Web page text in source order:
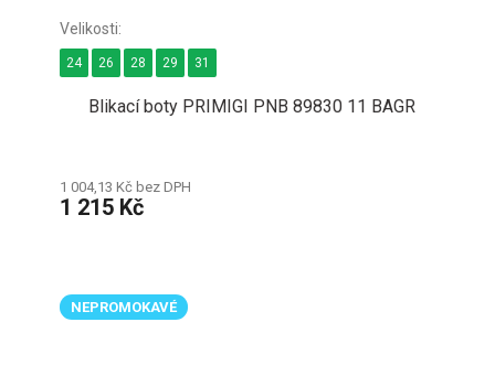
Blikací boty PRIMIGI PNB 89830 11 BAGR
1 004,13 Kč bez DPH
1 215 Kč
24 26 28 29 31
NEPROMOKAVÉ